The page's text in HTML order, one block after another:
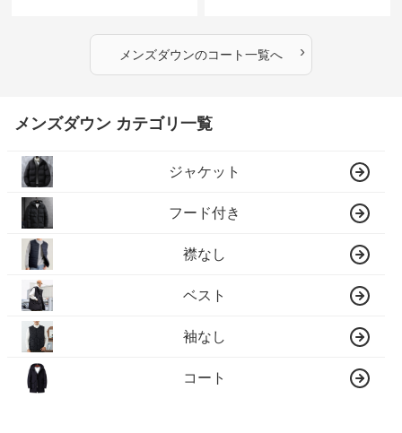
メンズダウンのコート一覧へ ›
メンズダウン カテゴリ一覧
ジャケット
フード付き
襟なし
ベスト
袖なし
コート